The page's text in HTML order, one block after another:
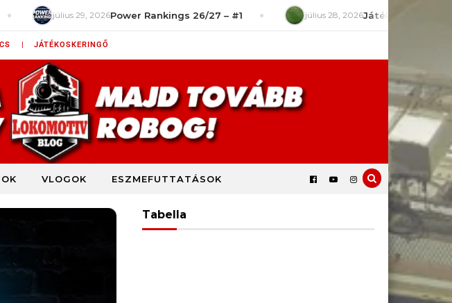
július 29, 2026Power Rankings 26/27 – #1 július 28, 2026 Játékszituációk – Mit
| JÁTÉKOSKERINGŐ
blog VLOGOK ESZMEFUTTATÁSOK
Tabella